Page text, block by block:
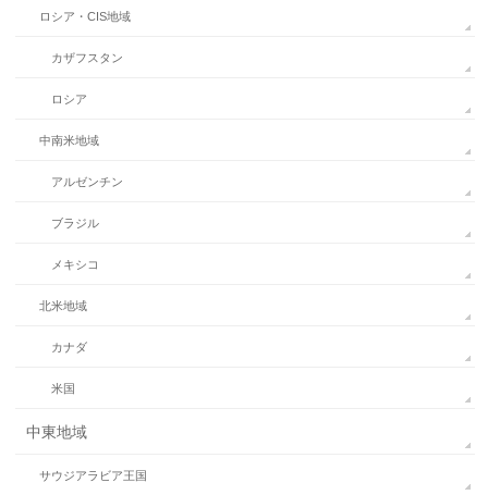
ロシア・CIS地域
カザフスタン
ロシア
中南米地域
アルゼンチン
ブラジル
メキシコ
北米地域
カナダ
米国
中東地域
サウジアラビア王国